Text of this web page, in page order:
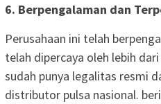
6. Berpengalaman dan
Perusahaan ini telah
telah dipercaya oleh lebih
sudah punya legalitas resmi
distributor pulsa nasional.